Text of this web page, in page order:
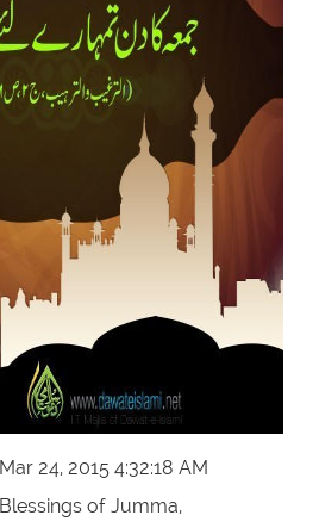
Mar 24, 2015 4:32:18 AM
Blessings of Jumma,